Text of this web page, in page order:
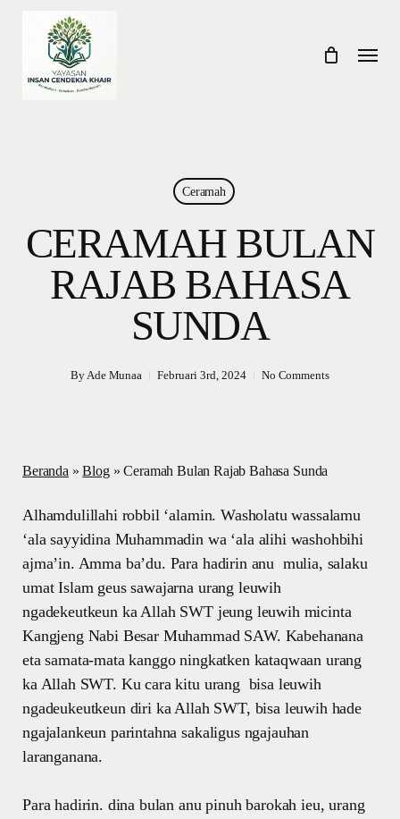
content
Menu
Ceramah
CERAMAH BULAN
RAJAB BAHASA
SUNDA
ByAde Munaa Februari 3rd, 2024 No Comments
Beranda »Blog»Ceramah Bulan Rajab Bahasa Sunda
Alhamdulillahi robbil ‘alamin. Washolatu wassalamu
‘ala sayyidina Muhammadin wa ‘ala alihi washohbihi
ajma’in. Amma ba’du. Para hadirin anu mulia, salaku
umat Islam geus sawajarna urang leuwih
ngadekeutkeun ka Allah SWT jeung leuwih micinta
Kangjeng Nabi Besar Muhammad SAW. Kabehanana
eta samata-mata kanggo ningkatken kataqwaan urang
ka Allah SWT. Ku cara kitu urang bisa leuwih
ngadeukeutkeun diri ka Allah SWT, bisa leuwih hade
ngajalankeun parintahna sakaligus ngajauhan
laranganana.
Para hadirin. dina bulan anu pinuh barokah ieu, urang